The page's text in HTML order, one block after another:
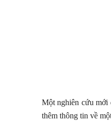
Một nghiên cứu mới
thêm thông tin về